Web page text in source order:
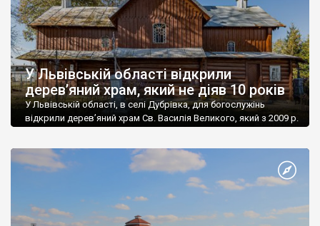
У Львівській області відкрили
дерев’яний храм, який не діяв 10 років
У Львівській області, в селі Дубрівка, для богослужінь
відкрили дерев’яний храм Св. Василія Великого, який з 2009 р.
облдержадміністрації Максима Козицького від 17 січня 2022
р. В обладміністрації розпорядились віддати храм громаді
Української Греко-католицької церкви (УГКЦ). До 1946 р. […]